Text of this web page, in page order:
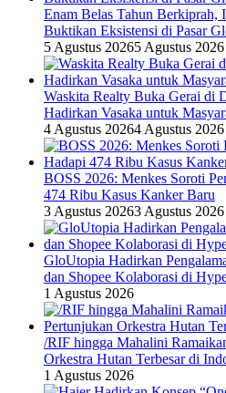
Enam Belas Tahun Berkiprah,
Buktikan Eksistensi di Pasar
5 Agustus 20265 Agustus 2026
Waskita Realty Buka Gerai di
Hadirkan Vasaka untuk
4 Agustus 20264 Agustus 2026
BOSS 2026: Menkes Soroti
474 Ribu Kasus Kanker Baru
3 Agustus 20263 Agustus 2026
GloUtopia Hadirkan
dan Shopee Kolaborasi di
1 Agustus 2026
/RIF hingga Mahalini
Orkestra Hutan Terbesar di
1 Agustus 2026